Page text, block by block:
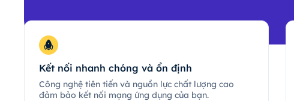
Kết nối nhanh chóng và ổn định
Công nghệ tiên tiến và nguồn lực chất lượng cao
đảm bảo kết nối mạng ứng dụng của bạn.